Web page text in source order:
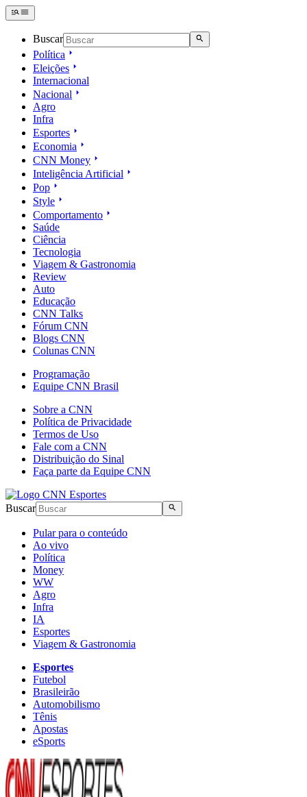
Buscar
Política
Eleições
Internacional
Nacional
Agro
Infra
Esportes
Economia
CNN Money
Inteligência Artificial
Pop
Style
Comportamento
Saúde
Ciência
Tecnologia
Viagem & Gastronomia
Review
Auto
Educação
CNN Talks
Fórum CNN
Blogs CNN
Colunas CNN
Programação
Equipe CNN Brasil
Sobre a CNN
Política de Privacidade
Termos de Uso
Fale com a CNN
Distribuição do Sinal
Faça parte da Equipe CNN
Buscar
Pular para o conteúdo
Ao vivo
Política
Money
WW
Agro
Infra
IA
Esportes
Viagem & Gastronomia
Esportes
Futebol
Brasileirão
Automobilismo
Tênis
Apostas
eSports